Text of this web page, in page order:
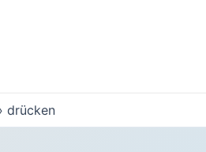
drücken